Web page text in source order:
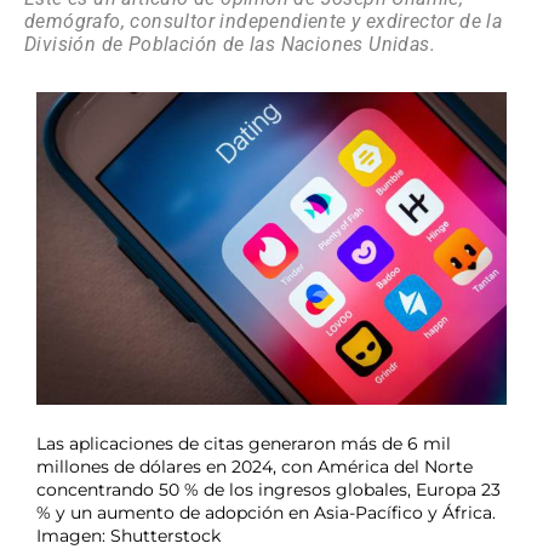
demógrafo, consultor independiente y exdirector de la
División de Población de las Naciones Unidas.
Las aplicaciones de citas generaron más de 6 mil
millones de dólares en 2024, con América del Norte
concentrando 50 % de los ingresos globales, Europa 23
% y un aumento de adopción en Asia-Pacífico y África.
Imagen: Shutterstock